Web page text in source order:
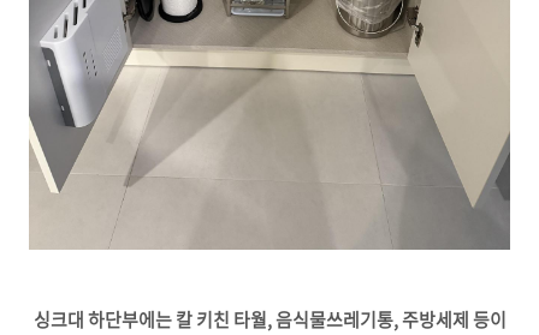
싱크대 하단부에는 칼 키친 타월, 음식물쓰레기통, 주방세제 등이